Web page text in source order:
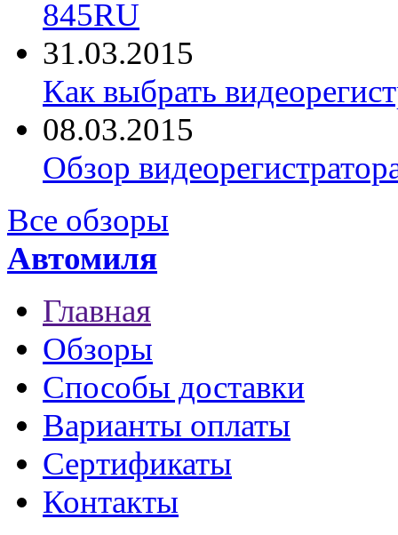
845RU
31.03.2015
Как выбрать
08.03.2015
Обзор
Все обзоры
Автомиля
Главная
Обзоры
Способы доставки
Варианты оплаты
Сертификаты
Контакты